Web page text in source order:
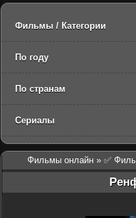
Фильмы / Категории
По году
По странам
Сериалы
Фильмы онлайн » ✅